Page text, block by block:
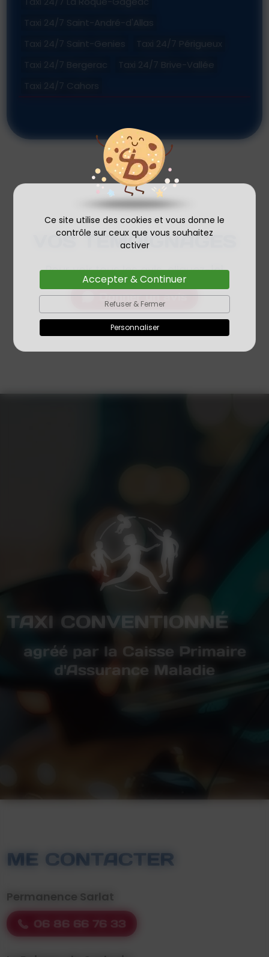
Ce site utilise des cookies et vous donne le
contrôle sur ceux que vous souhaitez
activer
Accepter & Continuer
Refuser & Fermer
Personnaliser
Taxi 24/7 Saint-André-d'Allas
Taxi 24/7 Saint-Genies
Taxi 24/7 Périgueux
Taxi 24/7 Bergerac
Taxi 24/7 Brive-Vallée
Taxi 24/7 Cahors
VOS TÉMOIGNAGES
Pour voir tous les avis, cliquez-ici
Donner un avis
TAXI CONVENTIONNÉ
agréé par la Caisse Primaire
d'Assurance Maladie
ME CONTACTER
Permanence Sarlat
06 86 66 76 33